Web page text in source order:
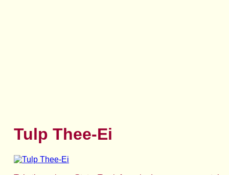
Tulp Thee-Ei